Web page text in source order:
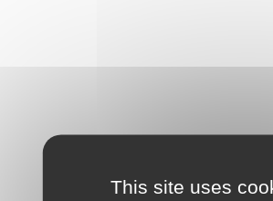
This site uses